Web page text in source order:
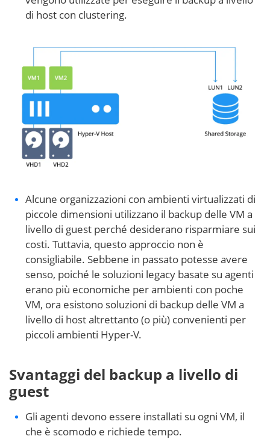
di host con clustering.
Alcune organizzazioni con ambienti virtualizzati di
piccole dimensioni utilizzano il backup delle VM a
livello di guest perché desiderano risparmiare sui
costi. Tuttavia, questo approccio non è
consigliabile. Sebbene in passato potesse avere
senso, poiché le soluzioni legacy basate su agenti
erano più economiche per ambienti con poche
VM, ora esistono soluzioni di backup delle VM a
livello di host altrettanto (o più) convenienti per
piccoli ambienti Hyper-V.
Svantaggi del backup a livello di
guest
Gli agenti devono essere installati su ogni VM, il
che è scomodo e richiede tempo.